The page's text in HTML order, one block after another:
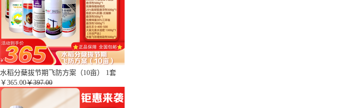
水稻分蘖拔节期飞防方案（10亩） 1套
￥ 365.00￥397.00